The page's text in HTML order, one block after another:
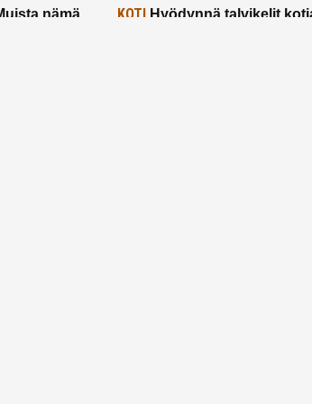
nämä
KOTIHyödynnä talvikelit